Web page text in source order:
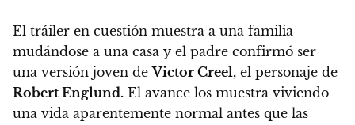
El tráiler en cuestión muestra a una familia
mudándose a una casa y el padre confirmó ser
una versión joven deVictor Creel, el personaje de
Robert Englund. El avance los muestra viviendo
una vida aparentemente normal antes que las